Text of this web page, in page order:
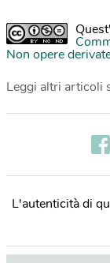
Non opere
Leggi altri articoli
L'autenticità di